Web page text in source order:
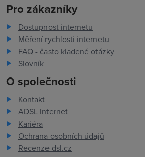
Pro zákazníky
Dostupnost internetu
Měření rychlosti internetu
FAQ - často kladené otázky
Slovník
O společnosti
Kontakt
ADSL Internet
Kariéra
Ochrana osobních údajů
Recenze dsl.cz